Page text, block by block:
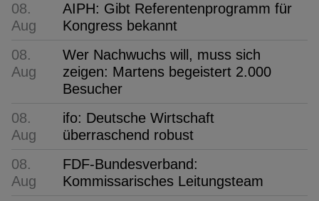
08.
Aug
AIPH: Gibt Referentenprogramm für
Kongress bekannt
08.
Aug
Wer Nachwuchs will, muss sich
zeigen: Martens begeistert 2.000
Besucher
08.
Aug
ifo: Deutsche Wirtschaft
überraschend robust
08.
Aug
FDF-Bundesverband:
Kommissarisches Leitungsteam